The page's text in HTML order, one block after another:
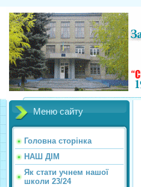
Меню сайту
Головна сторінка
НАШ ДІМ
Як стати учнем нашої
школи 23/24